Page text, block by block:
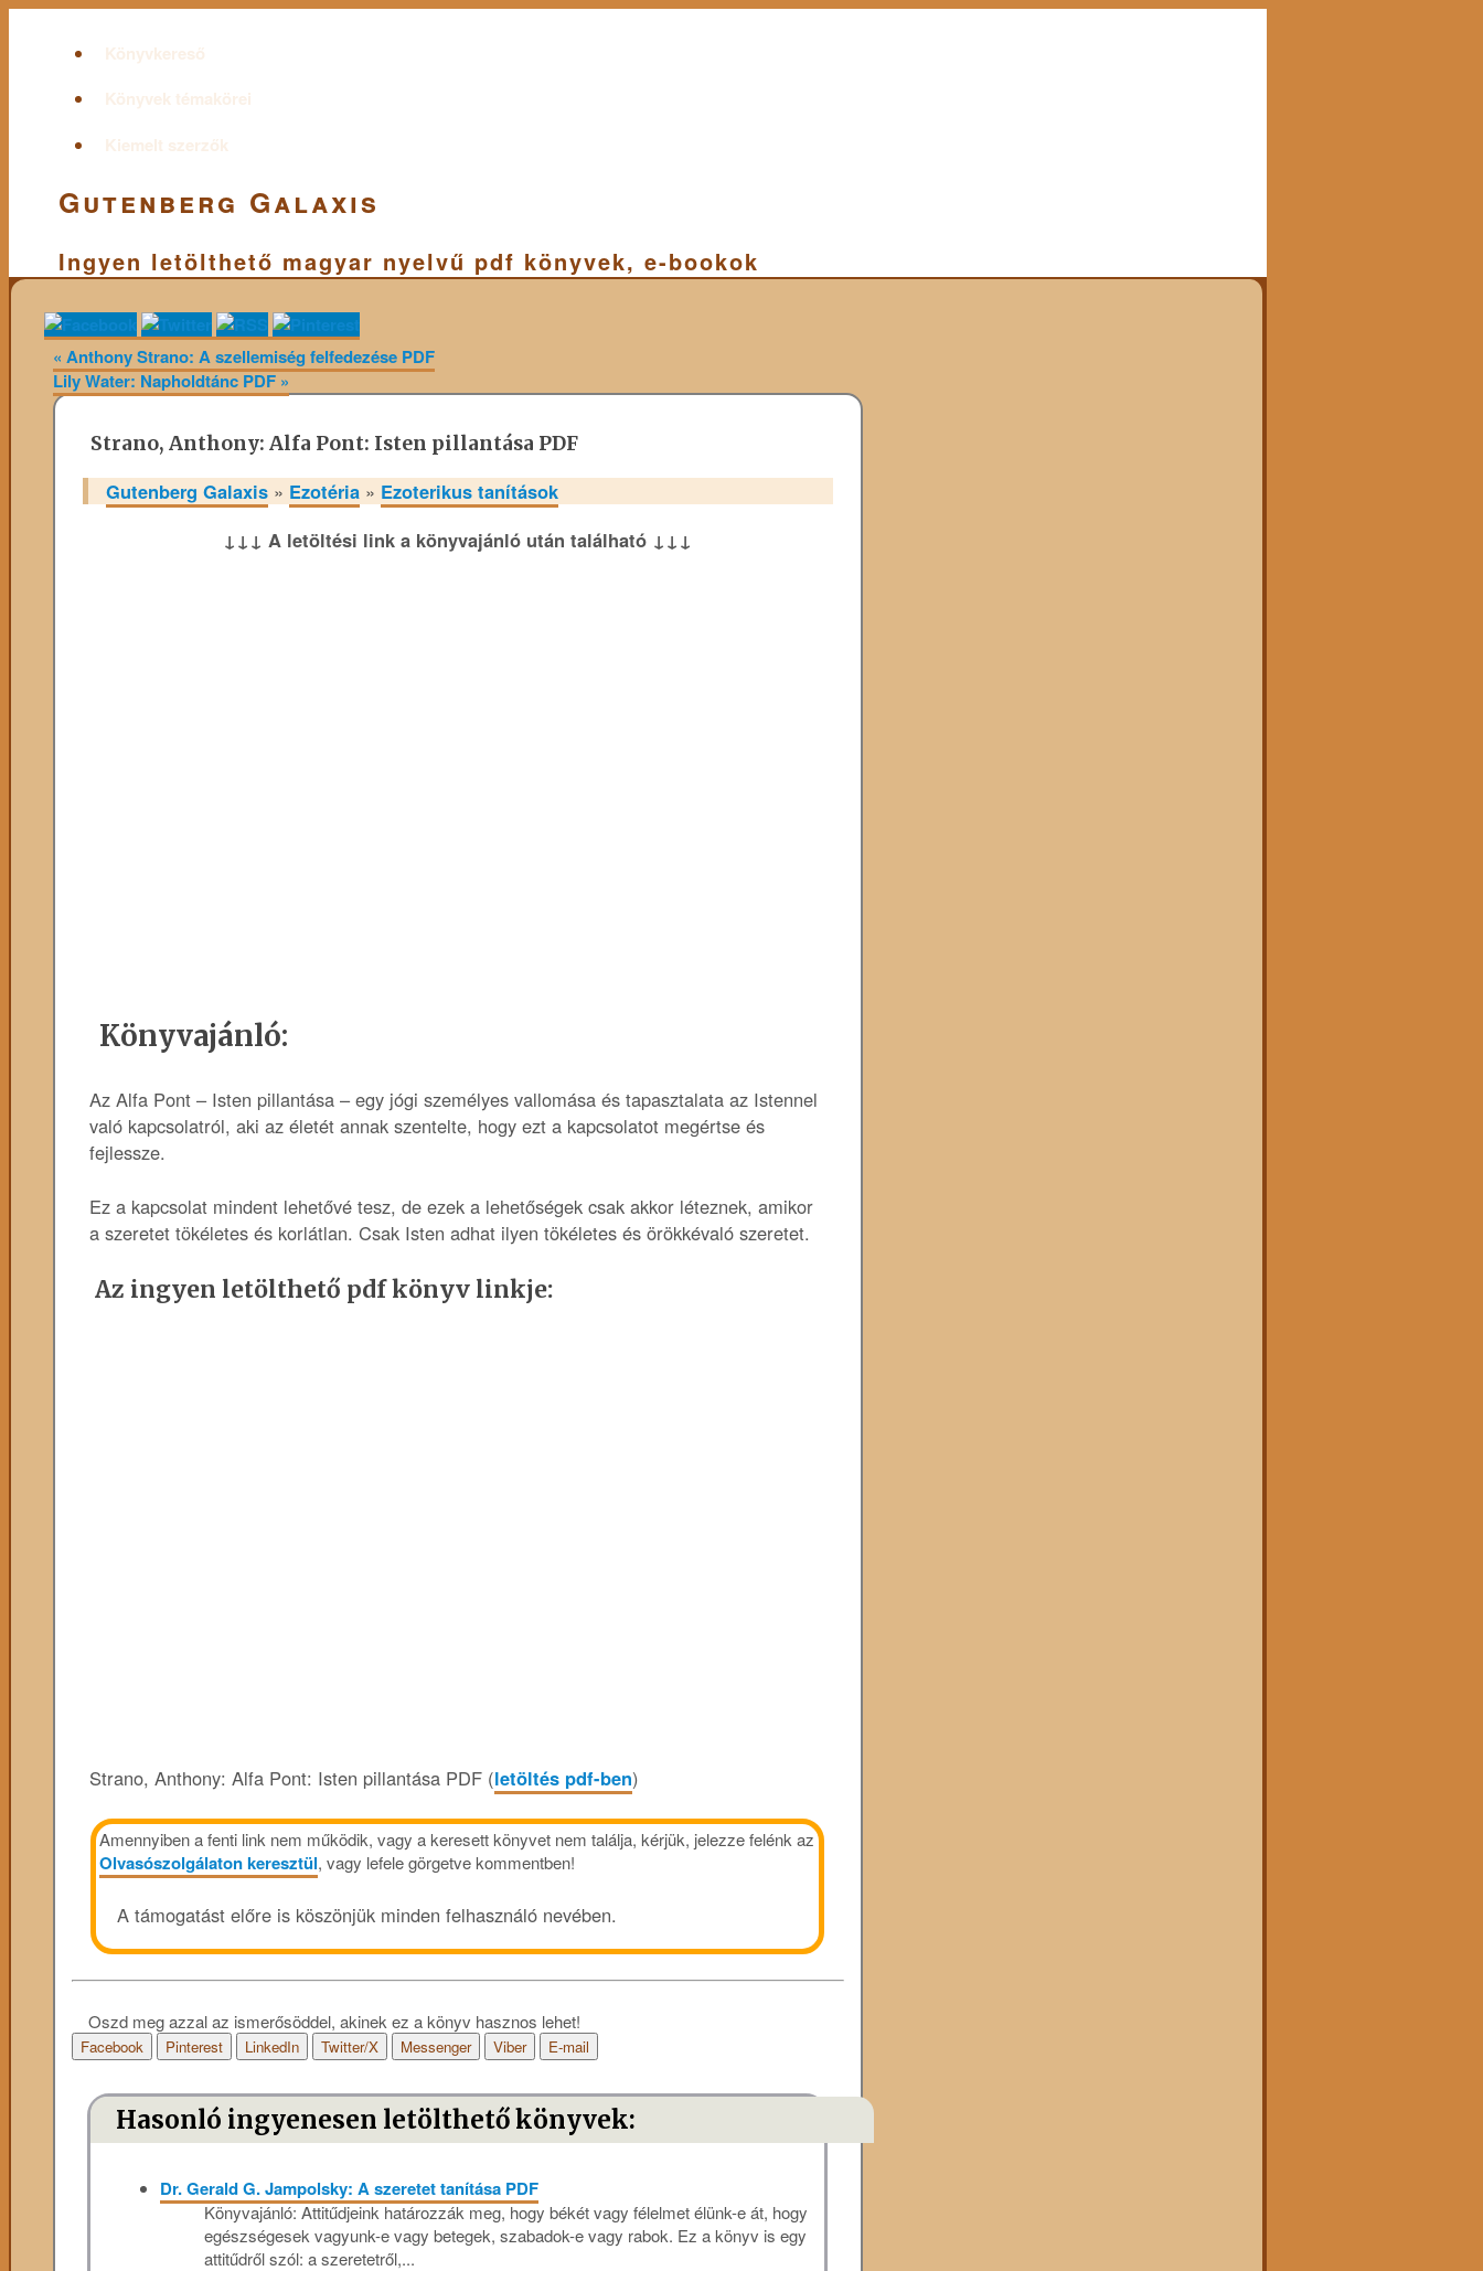
Könyvkereső
Könyvek témakörei
Kiemelt szerzők
Gutenberg Galaxis
Ingyen letölthető magyar nyelvű pdf könyvek, e-bookok
« Anthony Strano: A szellemiség felfedezése PDF
Lily Water: Napholdtánc PDF »
Strano, Anthony: Alfa Pont: Isten pillantása PDF
Gutenberg Galaxis » Ezotéria » Ezoterikus tanítások
↓↓↓ A letöltési link a könyvajánló után található ↓↓↓
Könyvajánló:
Az Alfa Pont – Isten pillantása – egy jógi személyes vallomása és tapasztalata az Istennel
való kapcsolatról, aki az életét annak szentelte, hogy ezt a kapcsolatot megértse és
fejlessze.
Ez a kapcsolat mindent lehetővé tesz, de ezek a lehetőségek csak akkor léteznek, amikor
a szeretet tökéletes és korlátlan. Csak Isten adhat ilyen tökéletes és örökkévaló szeretet.
Az ingyen letölthető pdf könyv linkje:
Strano, Anthony: Alfa Pont: Isten pillantása PDF (letöltés pdf-ben)
Amennyiben a fenti link nem működik, vagy a keresett könyvet nem találja, kérjük, jelezze felénk az
Olvasószolgálaton keresztül, vagy lefele görgetve kommentben!
A támogatást előre is köszönjük minden felhasználó nevében.
Oszd meg azzal az ismerősöddel, akinek ez a könyv hasznos lehet!
Facebook Pinterest LinkedIn Twitter/X Messenger Viber E-mail
Hasonló ingyenesen letölthető könyvek:
Dr. Gerald G. Jampolsky: A szeretet tanítása PDF
Könyvajánló: Attitűdjeink határozzák meg, hogy békét vagy félelmet élünk-e át, hogy
egészségesek vagyunk-e vagy betegek, szabadok-e vagy rabok. Ez a könyv is egy
attitűdről szól: a szeretetről,...